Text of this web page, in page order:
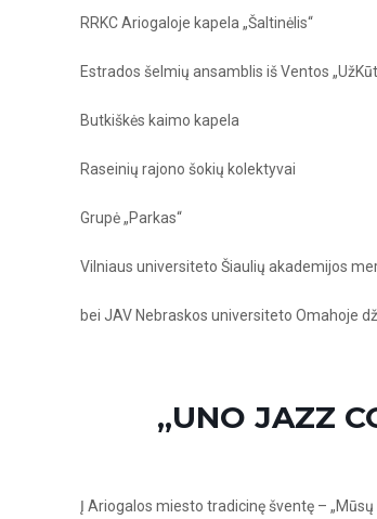
RRKC Ariogaloje kapela „Šaltinėlis“
Estrados šelmių ansamblis iš Ventos
Butkiškės kaimo kapela
Raseinių rajono šokių kolektyvai
Grupė „Parkas“
Vilniaus universiteto Šiaulių akademijos
bei JAV Nebraskos universiteto Omahoje
„UNO JAZZ
Į Ariogalos miesto tradicinę šventę –